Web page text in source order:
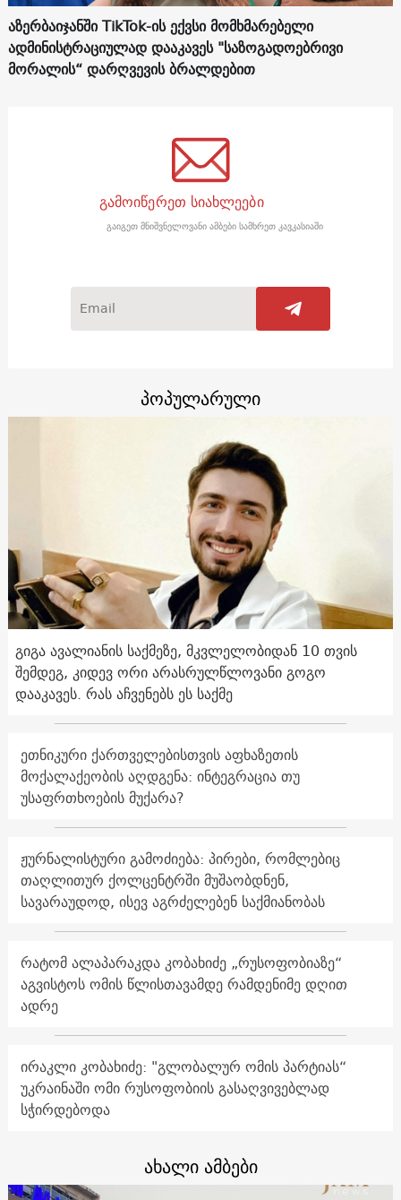
აზერბაიჯანში TikTok-ის ექვსი მომხმარებელი
ადმინისტრაციულად დააკავეს "საზოგადოებრივი
მორალის“ დარღვევის ბრალდებით
გამოიწერეთ სიახლეები
გაიგეთ მნიშვნელოვანი ამბები სამხრეთ კავკასიაში
პოპულარული
გიგა ავალიანის საქმეზე, მკვლელობიდან 10 თვის
შემდეგ, კიდევ ორი არასრულწლოვანი გოგო
დააკავეს. რას აჩვენებს ეს საქმე
ეთნიკური ქართველებისთვის აფხაზეთის
მოქალაქეობის აღდგენა: ინტეგრაცია თუ
უსაფრთხოების მუქარა?
ჟურნალისტური გამოძიება: პირები, რომლებიც
თაღლითურ ქოლცენტრში მუშაობდნენ,
სავარაუდოდ, ისევ აგრძელებენ საქმიანობას
რატომ ალაპარაკდა კობახიძე „რუსოფობიაზე“
აგვისტოს ომის წლისთავამდე რამდენიმე დღით
ადრე
ირაკლი კობახიძე: "გლობალურ ომის პარტიას“
უკრაინაში ომი რუსოფობიის გასაღვივებლად
სჭირდებოდა
ახალი ამბები